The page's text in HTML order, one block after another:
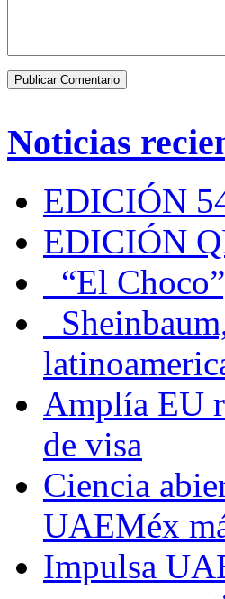
Noticias
EDICIÓN
EDICIÓN
“El
Amplía EU
de visa
Ciencia
UAEMéx
Impulsa